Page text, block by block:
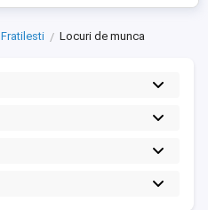
Fratilesti Locuri de munca